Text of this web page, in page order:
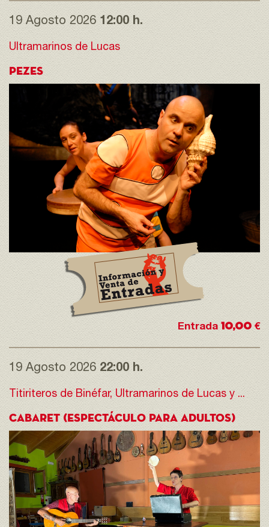
19 Agosto 2026 12:00 h.
Ultramarinos de Lucas
PEZES
Entrada 10,00 €
19 Agosto 2026 22:00 h.
Titiriteros de Binéfar, Ultramarinos de Lucas y ...
CABARET (ESPECTÁCULO PARA ADULTOS)